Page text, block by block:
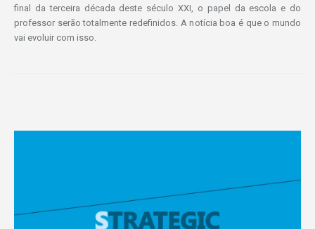
final da terceira década deste século XXI, o papel da escola e do
professor serão totalmente redefinidos. A notícia boa é que o mundo
vai evoluir com isso.